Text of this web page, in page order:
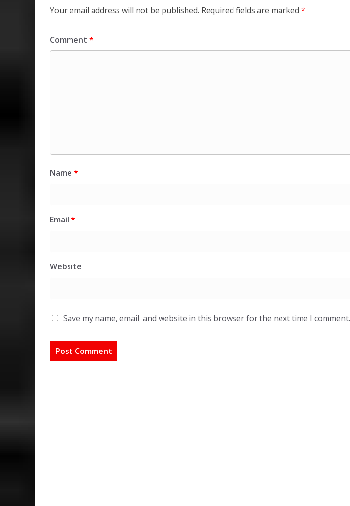
Your email address will not be published. Required fields are marked *
Comment *
Name *
Email *
Website
Save my name, email, and website in this browser for the next time I comment.